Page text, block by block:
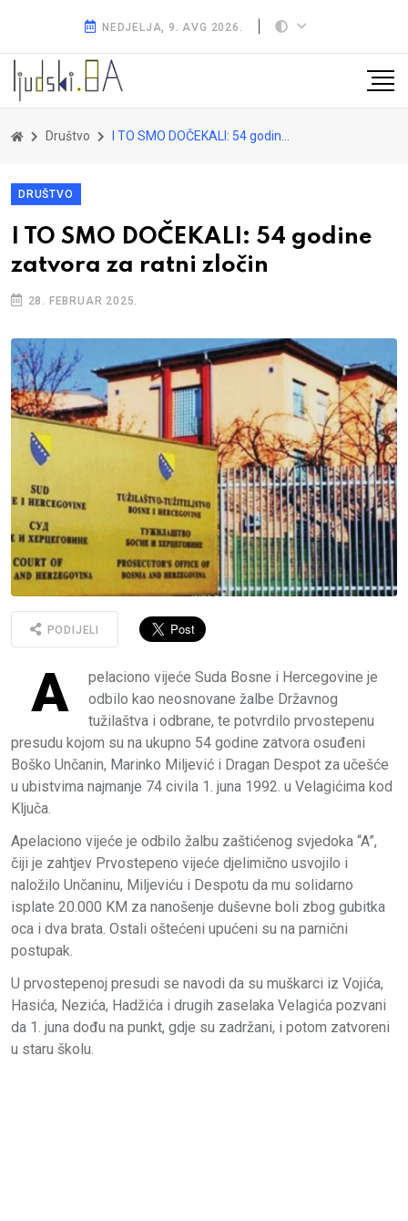
NEDJELJA, 9. AVG 2026.
Društvo I TO SMO DOČEKALI: 54 godine zatvora za ratni zločin
DRUŠTVO
I TO SMO DOČEKALI: 54 godine
zatvora za ratni zločin
28. FEBRUAR 2025.
PODIJELI
A
pelaciono vijeće Suda Bosne i Hercegovine je
odbilo kao neosnovane žalbe Državnog
tužilaštva i odbrane, te potvrdilo prvostepenu
presudu kojom su na ukupno 54 godine zatvora osuđeni
Boško Unčanin, Marinko Miljević i Dragan Despot za učešće
u ubistvima najmanje 74 civila 1. juna 1992. u Velagićima kod
Ključa.
Apelaciono vijeće je odbilo žalbu zaštićenog svjedoka “A”,
čiji je zahtjev Prvostepeno vijeće djelimično usvojilo i
naložilo Unčaninu, Miljeviću i Despotu da mu solidarno
isplate 20.000 KM za nanošenje duševne boli zbog gubitka
oca i dva brata. Ostali oštećeni upućeni su na parnični
postupak.
U prvostepenoj presudi se navodi da su muškarci iz Vojića,
Hasića, Nezića, Hadžića i drugih zaselaka Velagića pozvani
da 1. juna dođu na punkt, gdje su zadržani, i potom zatvoreni
u staru školu.